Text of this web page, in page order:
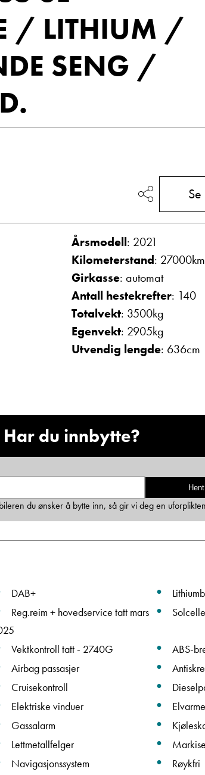
Vis epost
Vis epost
Ta kontakt
du på noe? Spør!
er beskyttet av reCAPTCHA og Google
ogVilkår for bruk
/ LITHIUM /
SENG /
Årsmodell: 2021
Kilometerstand: 27000km
Girkasse: automat
Antall hestekrefter: 140
Totalvekt: 3500kg
Egenvekt: 2905kg
Utvendig lengde: 636cm
Har du innbytte?
du ønsker å bytte inn, så gir vi deg en
DAB+
Reg.reim + hovedservice tatt mars
Vektkontroll tatt - 2740G
ABS-
Airbag passasjer
Cruisekontroll
Elektriske vinduer
Elvarme
Gassalarm
Lettmetallfelger
Markise
Navigasjonssystem
Røykfri